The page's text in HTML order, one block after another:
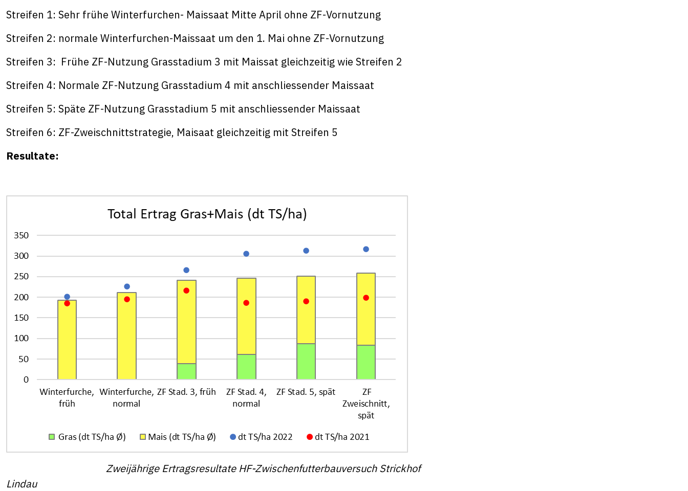
Streifen 1: Sehr frühe Winterfurchen- Maissaat Mitte April ohne ZF-Vornutzung
Streifen 2: normale Winterfurchen-Maissaat um den 1. Mai ohne ZF-Vornutzung
Streifen 3: Frühe ZF-Nutzung Grasstadium 3 mit Maissat gleichzeitig wie Streifen 2
Streifen 4: Normale ZF-Nutzung Grasstadium 4 mit anschliessender Maissaat
Streifen 5: Späte ZF-Nutzung Grasstadium 5 mit anschliessender Maissaat
Streifen 6: ZF-Zweischnittstrategie, Maisaat gleichzeitig mit Streifen 5
Resultate:
Zweijährige Ertragsresultate HF-Zwischenfutterbauversuch Strickhof
Lindau